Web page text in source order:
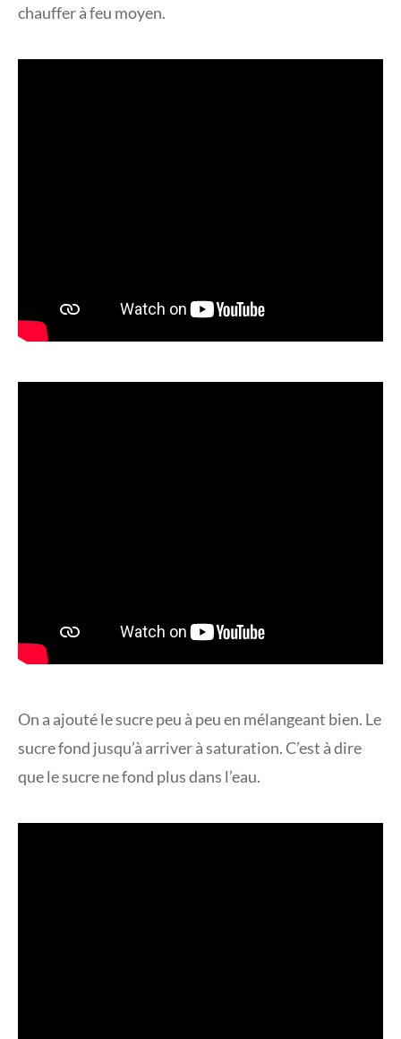
chauffer à feu moyen.
On a ajouté le sucre peu à peu en mélangeant bien. Le
sucre fond jusqu’à arriver à saturation. C’est à dire
que le sucre ne fond plus dans l’eau.